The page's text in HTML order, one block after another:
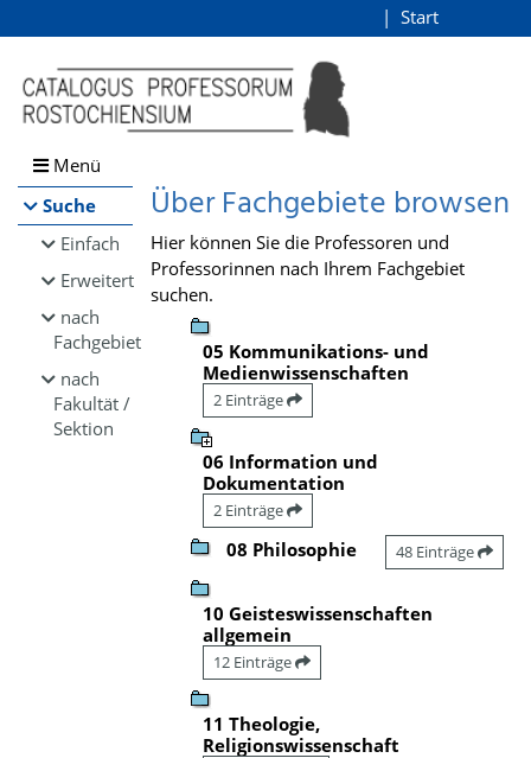
Browsen
direkt zum Inhalt
Start
Menü
Suche
Einfach
Erweitert
nach
Fachgebiet
nach
Fakultät /
Sektion
Über Fachgebiete browsen
Hier können Sie die Professoren und
Professorinnen nach Ihrem Fachgebiet
suchen.
05 Kommunikations- und
Medienwissenschaften
2 Einträge
06 Information und
Dokumentation
2 Einträge
08 Philosophie 48 Einträge
10 Geisteswissenschaften
allgemein
12 Einträge
11 Theologie,
Religionswissenschaft